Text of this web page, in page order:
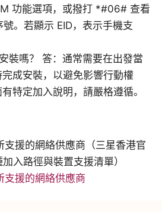
功能選項，或撥打 *#06# 查看
號。若顯示 EID，表示手機支
裝嗎？ 答：通常需要在出發當
完成安裝，以避免影響行動權
特定加入說明，請嚴格遵循。
援的網絡供應商（三星香港官
入路徑與裝置支援清單）
支援的網絡供應商